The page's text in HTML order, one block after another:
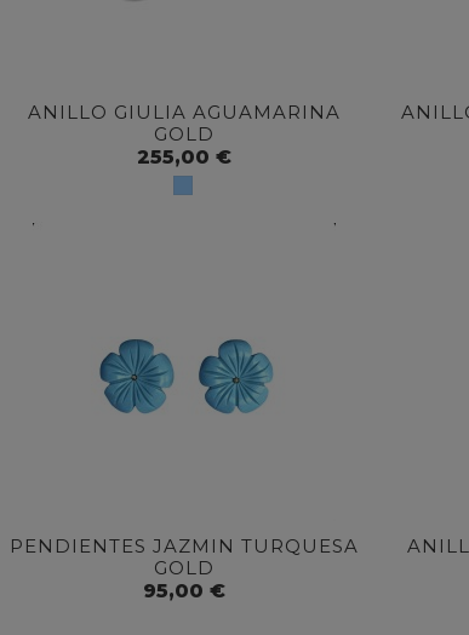
ANILLO GIULIA AGUAMARINA
GOLD
255,00 €
PENDIENTES JAZMIN TURQUESA
GOLD
95,00 €